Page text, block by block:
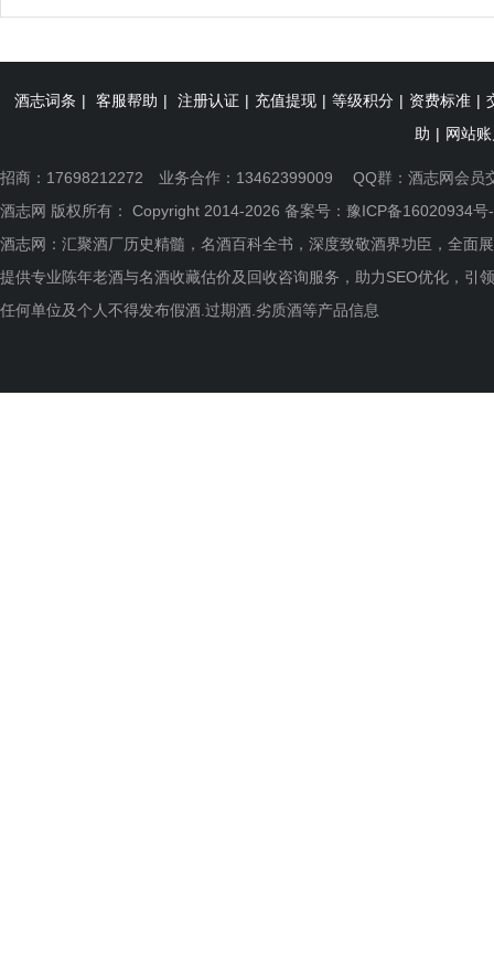
酒志词条 | 客服帮助 | 注册认证 | 充值提现 | 等级积分 | 资费标准 |
助 | 网站
招商：17698212272 业务合作：13462399009 QQ群： 酒志网会员
酒志网 版权所有： Copyright 2014-2026 备案号： 豫ICP备16020934号
酒志网：汇聚酒厂历史精髓，名酒百科全书，深度致敬酒界功臣，全面
提供专业陈年老酒与名酒收藏估价及回收咨询服务，助力SEO优化，引
任何单位及个人不得发布假酒.过期酒.劣质酒等产品信息